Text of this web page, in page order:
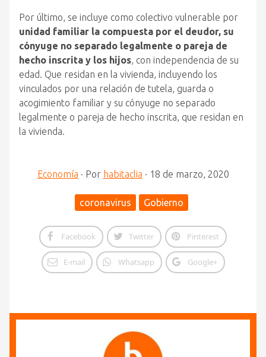
Por último, se incluye como colectivo vulnerable por
unidad familiar la compuesta por el deudor, su
cónyuge no separado legalmente o pareja de
hecho inscrita y los hijos, con independencia de su
edad. Que residan en la vivienda, incluyendo los
vinculados por una relación de tutela, guarda o
acogimiento familiar y su cónyuge no separado
legalmente o pareja de hecho inscrita, que residan en
la vivienda.
Economía · Por habitaclia · 18 de marzo, 2020
coronavirus Gobierno
Facebook Twitter Pinterest
E-mail Whatsapp Google+